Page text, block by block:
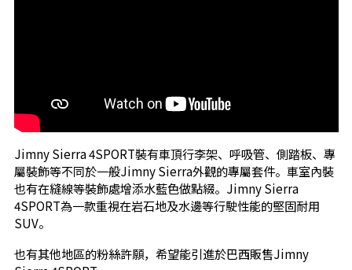
Jimny Sierra 4SPORT裝有車頂行李架、呼吸管、側踏板、專
屬裝飾等不同於一般Jimny Sierra外觀的專屬套件。車室內裝
也有在縫線等裝飾處增添水藍色做點綴。Jimny Sierra
4SPORT為一款重視在岩石地及水邊等行駛性能的堅固耐用
SUV。
也有其他地區的粉絲許願，希望能引進於巴西販售Jimny